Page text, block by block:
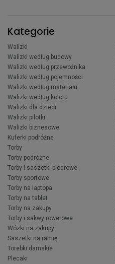
Kategorie
Walizki
Walizki według budowy
Walizki według przewoźnika
Walizki według pojemności
Walizki według materiału
Walizki według koloru
Walizki dla dzieci
Walizki pilotki
Walizki biznesowe
Kuferki podróżne
Torby
Torby podróżne
Torby i saszetki biodrowe
Torby sportowe
Torby na laptopa
Torby na tablet
Torby na zakupy
Torby i sakwy rowerowe
Wózki na zakupy
Saszetki na ramię
Torebki damskie
Plecaki